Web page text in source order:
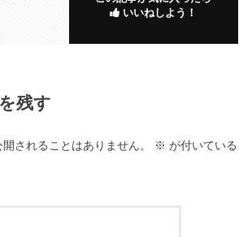
いいねしよう！
残す
されることはありません。 ※ が付いている